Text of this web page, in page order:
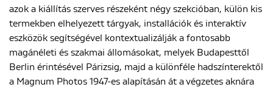
azok a kiállítás szerves részeként négy szekcióban, külön kis
termekben elhelyezett tárgyak, installációk és interaktív
eszközök segítségével kontextualizálják a fontosabb
magánéleti és szakmai állomásokat, melyek Budapesttől
Berlin érintésével Párizsig, majd a különféle hadszínterektől
a Magnum Photos 1947-es alapításán át a végzetes aknára